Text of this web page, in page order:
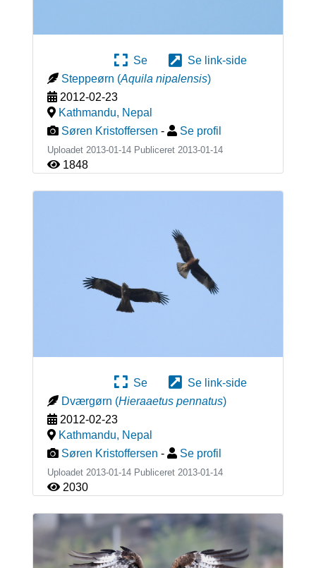
Se
Se link-side
Steppeørn (Aquila nipalensis)
2012-02-23
Kathmandu, Nepal
Søren Kristoffersen - Se profil
Uploadet 2013-01-14 Publiceret 2013-01-14
1848
Se
Se link-side
Dværgørn (Hieraaetus pennatus)
2012-02-23
Kathmandu, Nepal
Søren Kristoffersen - Se profil
Uploadet 2013-01-14 Publiceret 2013-01-14
2030